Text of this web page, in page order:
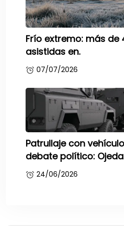
Frío extremo: más de
asistidas en.
07/07/2026
Patrullaje con
debate político:
24/06/2026